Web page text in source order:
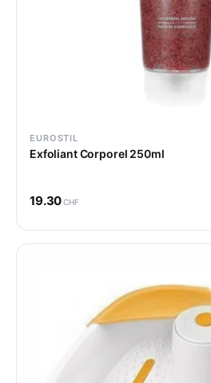
EUROSTIL
Exfoliant Corporel 250ml
19.30CHF